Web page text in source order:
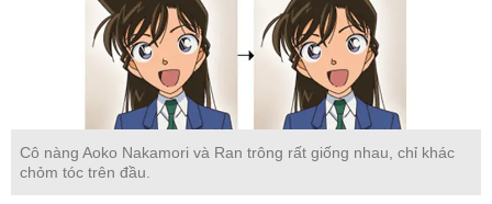
Cô nàng Aoko Nakamori và Ran trông rất giống nhau, chỉ khác
chỏm tóc trên đầu.